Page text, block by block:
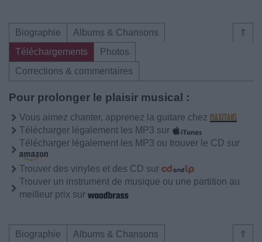
⇑
Biographie
Albums & Chansons
Téléchargements
Photos
Corrections & commentaires
Pour prolonger le plaisir musical :
Vous aimez chanter, apprenez la guitare chez
Télécharger légalement les MP3 sur
Télécharger légalement les MP3 ou trouver le CD sur
Trouver des vinyles et des CD sur
Trouver un instrument de musique ou une partition au
meilleur prix sur
⇑
Biographie
Albums & Chansons